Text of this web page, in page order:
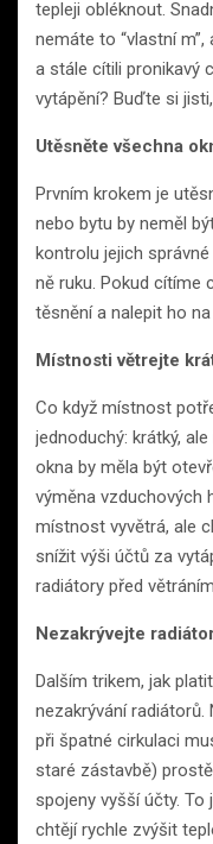
tepleji obléknout.
nemáte to “vlastní
a stále cítili pronikavý
vytápění? Buďte si
Utěsněte všechna
Prvním krokem je
nebo bytu by neměl
kontrolu jejich
ně ruku. Pokud cítíme
těsnění a nalepit ho
Místnosti větrejte
Co když místnost
jednoduchý: krátký,
okna by měla být
výměna vzduchových
místnost vyvětrá, ale
snížit výši účtů za
radiátory před
Nezakrývejte
Dalším trikem, jak
nezakrývání radiátorů.
při špatné cirkulaci
staré zástavbě)
spojeny vyšší účty. To
chtějí rychle zvýšit